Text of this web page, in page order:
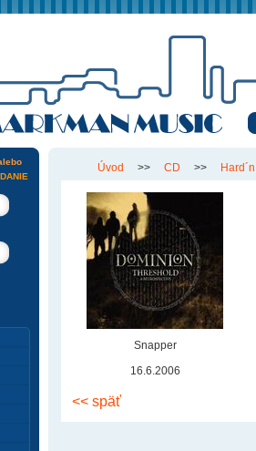
Úvod >> CD >>
Snapper
16.6.2006
<< späť